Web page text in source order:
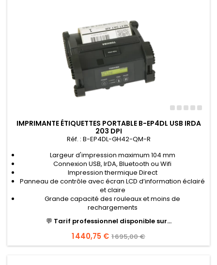
IMPRIMANTE ÉTIQUETTES PORTABLE B-EP4DL USB IRDA
203 DPI
Réf. : B-EP4DL-GH42-QM-R
Largeur d'impression maximum 104 mm
Connexion USB, IrDA, Bluetooth ou Wifi
Impression thermique Direct
Panneau de contrôle avec écran LCD d’information éclairé
et claire
Grande capacité des rouleaux et moins de
rechargements
💬 Tarif professionnel disponible sur...
Prix
1 440,75 € Prix
de
1 695,00 €